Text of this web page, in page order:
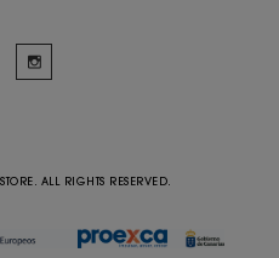
ALL RIGHTS RESERVED.